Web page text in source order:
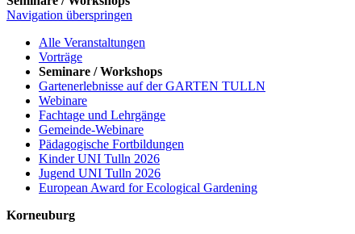
Navigation überspringen
Alle Veranstaltungen
Vorträge
Seminare / Workshops
Gartenerlebnisse auf der GARTEN TULLN
Webinare
Fachtage und Lehrgänge
Gemeinde-Webinare
Pädagogische Fortbildungen
Kinder UNI Tulln 2026
Jugend UNI Tulln 2026
European Award for Ecological Gardening
Korneuburg